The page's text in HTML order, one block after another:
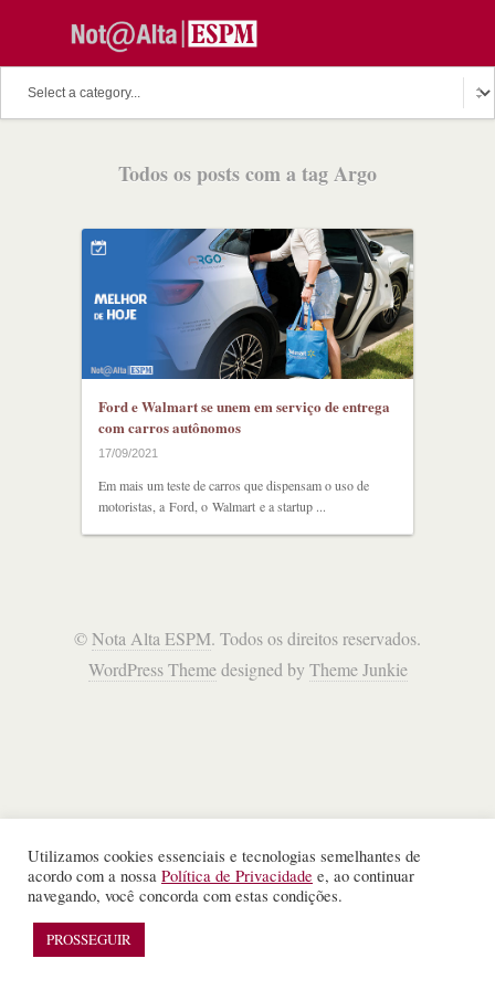
Todos os posts com a tag Argo
Ford e Walmart se unem em serviço de entrega
com carros autônomos
17/09/2021
Em mais um teste de carros que dispensam o uso de
motoristas, a Ford, o Walmart e a startup ...
©Nota Alta ESPM. Todos os direitos reservados.
WordPress Themedesigned by Theme Junkie
Utilizamos cookies essenciais e tecnologias semelhantes de
acordo com a nossa Política de Privacidade e, ao continuar
navegando, você concorda com estas condições.
PROSSEGUIR